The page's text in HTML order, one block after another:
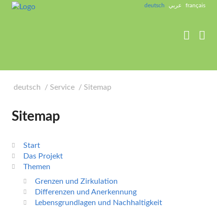
label_goto_content deutsch عربي français


deutsch Service Sitemap
Sitemap
Start
Das Projekt
Themen
Grenzen und Zirkulation
Differenzen und Anerkennung
Lebensgrundlagen und Nachhaltigkeit